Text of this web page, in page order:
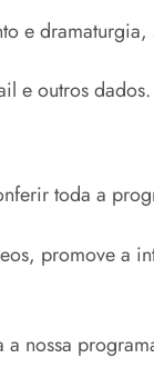
e
e outros dados.​
toda a
promove a
nossa